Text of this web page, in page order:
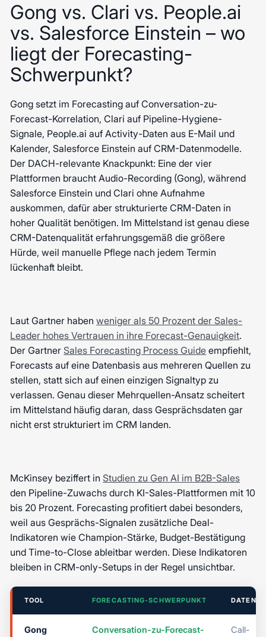
Gong vs. Clari vs. People.ai
vs. Salesforce Einstein – wo
liegt der Forecasting-
Schwerpunkt?
Gong setzt im Forecasting auf Conversation-zu-
Forecast-Korrelation, Clari auf Pipeline-Hygiene-
Signale, People.ai auf Activity-Daten aus E-Mail und
Kalender, Salesforce Einstein auf CRM-Datenmodelle.
Der DACH-relevante Knackpunkt: Eine der vier
Plattformen braucht Audio-Recording (Gong), während
Salesforce Einstein und Clari ohne Aufnahme
auskommen, dafür aber strukturierte CRM-Daten in
hoher Qualität benötigen. Im Mittelstand ist genau diese
CRM-Datenqualität erfahrungsgemäß die größere
Hürde, weil manuelle Pflege nach jedem Termin
lückenhaft bleibt.
Laut Gartner habenweniger als 50 Prozent der Sales-
Leader hohes Vertrauen in ihre Forecast-Genauigkeit.
Der Gartner Sales Forecasting Process Guide empfiehlt,
Forecasts auf eine Datenbasis aus mehreren Quellen zu
stellen, statt sich auf einen einzigen Signaltyp zu
verlassen. Genau dieser Mehrquellen-Ansatz scheitert
im Mittelstand häufig daran, dass Gesprächsdaten gar
nicht erst strukturiert im CRM landen.
McKinsey beziffert in Studien zu Gen AI im B2B-Sales
den Pipeline-Zuwachs durch KI-Sales-Plattformen mit 10
bis 20 Prozent. Forecasting profitiert dabei besonders,
weil aus Gesprächs-Signalen zusätzliche Deal-
Indikatoren wie Champion-Stärke, Budget-Bestätigung
und Time-to-Close ableitbar werden. Diese Indikatoren
bleiben in CRM-only-Setups in der Regel unsichtbar.
TOOL FORECASTING-SCHWERPUNKT
Gong
Conversation-zu-Forecast-
Call-